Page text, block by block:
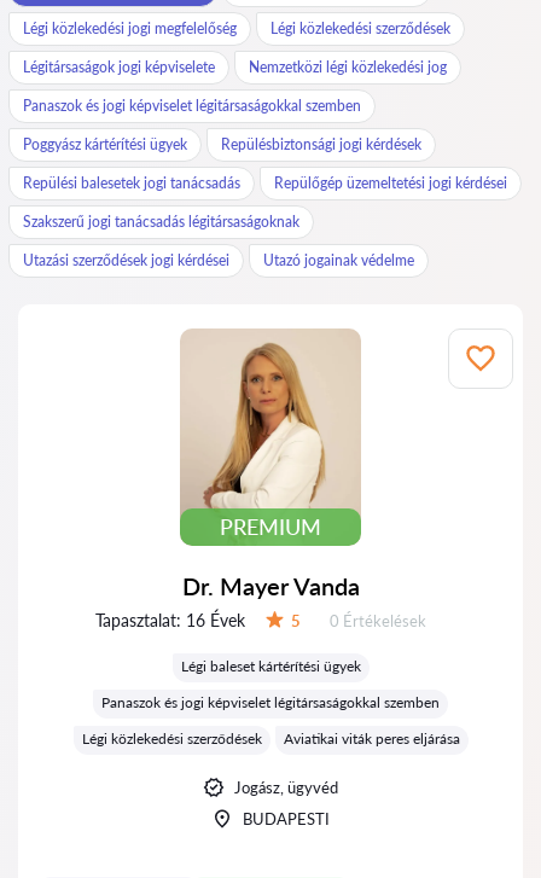
Légi közlekedési jogi megfelelőség Légi közlekedési szerződések
Légitársaságok jogi képviselete Nemzetközi légi közlekedési jog
Panaszok és jogi képviselet légitársaságokkal szemben
Poggyász kártérítési ügyek Repülésbiztonsági jogi kérdések
Repülési balesetek jogi tanácsadás Repülőgép üzemeltetési jogi kérdései
Szakszerű jogi tanácsadás légitársaságoknak
Utazási szerződések jogi kérdései Utazó jogainak védelme
PREMIUM
Dr. Mayer Vanda
Tapasztalat: 16 Évek 5 Értékelések:
0 Értékelések
Légi baleset kártérítési ügyek
Panaszok és jogi képviselet légitársaságokkal szemben
Légi közlekedési szerződések
Aviatikai viták peres eljárása
Jogász, ügyvéd
BUDAPESTI